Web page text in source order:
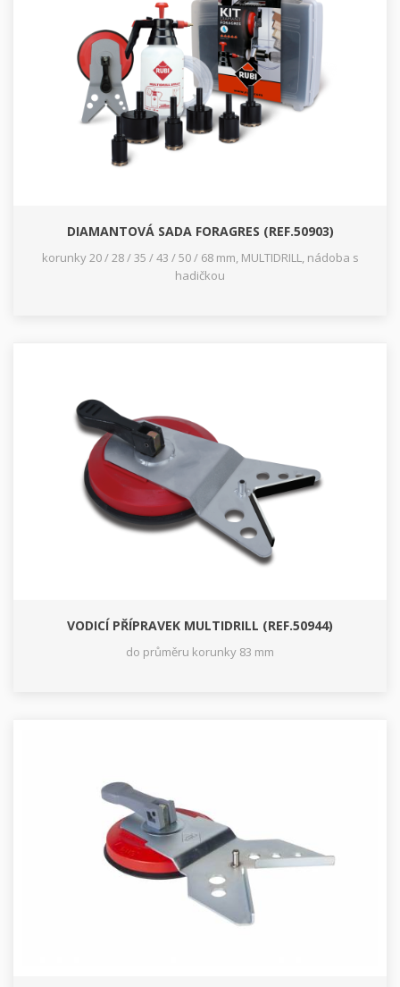
DIAMANTOVÁ SADA FORAGRES (REF.50903)
korunky 20 / 28 / 35 / 43 / 50 / 68 mm, MULTIDRILL, nádoba s
hadičkou
VODICÍ PŘÍPRAVEK MULTIDRILL (REF.50944)
do průměru korunky 83 mm